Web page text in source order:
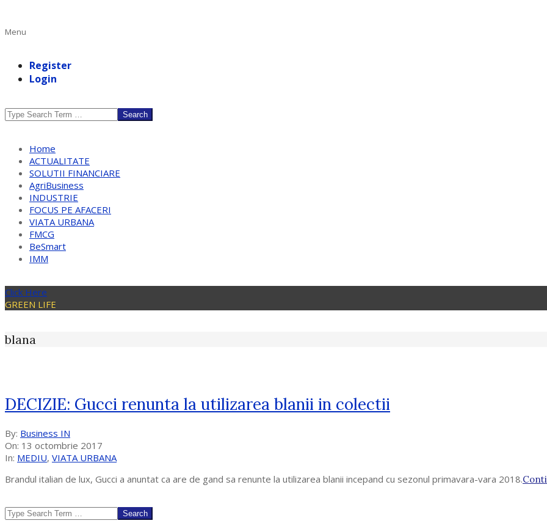
Primary
Menu
Register
Login
Search
Home
ACTUALITATE
SOLUTII FINANCIARE
AgriBusiness
INDUSTRIE
FOCUS PE AFACERI
VIATA URBANA
FMCG
BeSmart
IMM
Click Here
GREEN LIFE
blana
DECIZIE: Gucci renunta la utilizarea blanii in colectii
2017-
10-
13
By: Business IN
On: 13 octombrie 2017
In: MEDIU, VIATA URBANA
Brandul italian de lux, Gucci a anuntat ca are de gand sa renunte la utilizarea blanii incepand cu sezonul primavara-vara 2018.
Search